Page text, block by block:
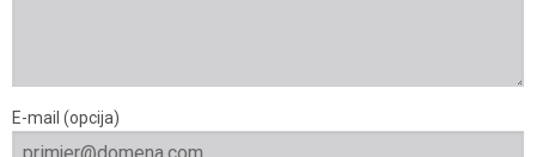
E-mail (opcija)